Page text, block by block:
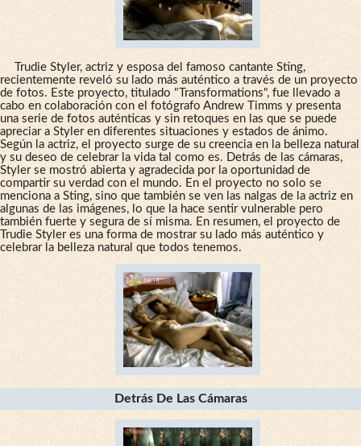
Trudie Styler, actriz y esposa del famoso cantante Sting,
recientemente reveló su lado más auténtico a través de un proyecto
de fotos. Este proyecto, titulado "Transformations", fue llevado a
cabo en colaboración con el fotógrafo Andrew Timms y presenta
una serie de fotos auténticas y sin retoques en las que se puede
apreciar a Styler en diferentes situaciones y estados de ánimo.
Según la actriz, el proyecto surge de su creencia en la belleza natural
y su deseo de celebrar la vida tal como es. Detrás de las cámaras,
Styler se mostró abierta y agradecida por la oportunidad de
compartir su verdad con el mundo. En el proyecto no solo se
menciona a Sting, sino que también se ven las nalgas de la actriz en
algunas de las imágenes, lo que la hace sentir vulnerable pero
también fuerte y segura de sí misma. En resumen, el proyecto de
Trudie Styler es una forma de mostrar su lado más auténtico y
celebrar la belleza natural que todos tenemos.
Detrás De Las Cámaras